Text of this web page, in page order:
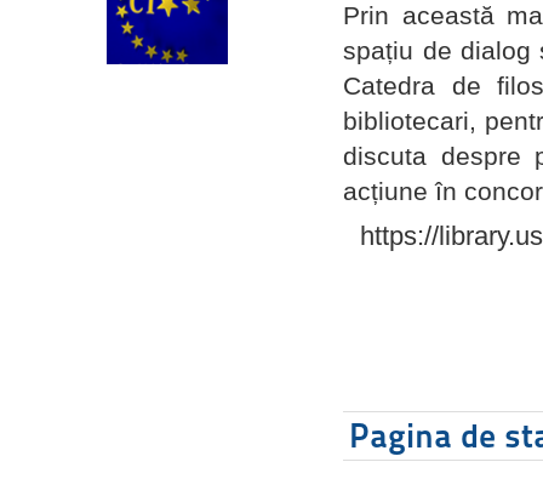
Prin această
spațiu de dialog
Catedra de
bibliotecari,
discuta despre
acțiune în
https://
Pagina de